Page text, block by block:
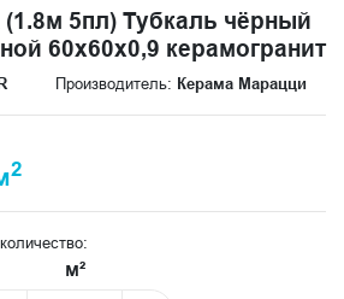
(1.8м 5пл) Тубкаль чёрный
60x60x0,9 керамогранит
Производитель: Керама Марацци
2
м²